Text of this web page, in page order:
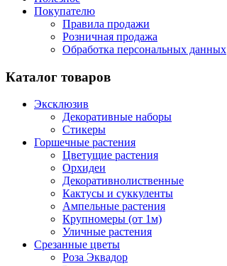
Покупателю
Правила продажи
Розничная продажа
Обработка персональных данных
Каталог товаров
Эксклюзив
Декоративные наборы
Стикеры
Горшечные растения
Цветущие растения
Орхидеи
Декоративнолиственные
Кактусы и суккуленты
Ампельные растения
Крупномеры (от 1м)
Уличные растения
Срезанные цветы
Роза Эквадор